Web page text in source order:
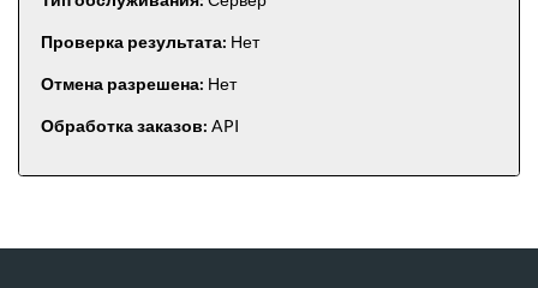
Проверка результата: Нет
Отмена разрешена: Нет
Обработка заказов: API